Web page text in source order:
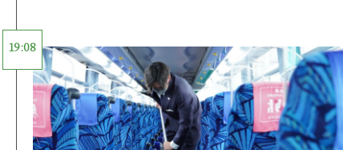
19:08